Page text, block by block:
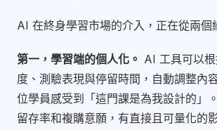
AI 在終身學習市場的介入，正在從兩個
第一，學習端的個人化。 AI 工具可以
度、測驗表現與停留時間，自動調整內
位學員感受到「這門課是為我設計的」
留存率和複購意願，有直接且可量化的